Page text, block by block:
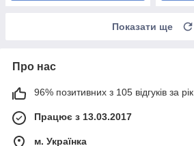
Показати ще
Про нас
96% позитивних з 105 відгуків за рік
Працює з 13.03.2017
м. Українка